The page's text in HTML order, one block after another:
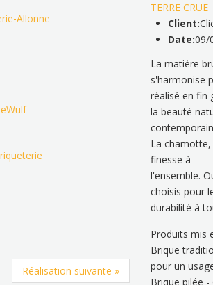
Réalisation suivante »
TERRE CRUE
Client:
Date:09/
La matière
s'harmonise
réalisé en fin
la beauté
La
finesse à
l'ensemble.
choisis pour
durabilité à
Produits mis
Brique
pour un
Brique pilée